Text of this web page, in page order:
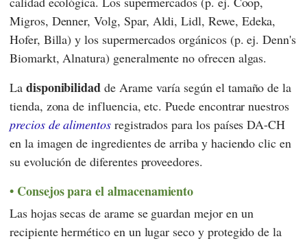
Migros, Denner,Volg, Spar, Aldi,Lidl, Rewe, Edeka,
Hofer, Billa) y los supermercados orgánicos (p. ej.Denn's
Biomarkt, Alnatura) generalmente no ofrecen algas.
La disponibilidad de Arame varía según el tamaño de la
tienda, zona de influencia, etc. Puede encontrar nuestros
precios de alimentosregistrados para los países DA-CH
en la imagen de ingredientes de arriba y haciendo clic en
su evolución de diferentes proveedores.
Consejos para el almacenamiento
Las hojas secas de arame se guardan mejor en un
recipiente hermético en un lugar seco y protegido de la